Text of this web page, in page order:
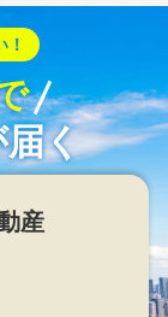
く
産